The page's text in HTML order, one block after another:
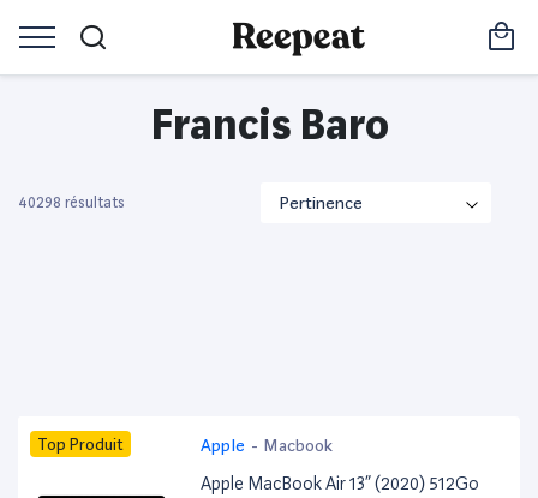
Francis Baro
40298 résultats
Top Produit Apple - Macbook
Apple MacBook Air 13” (2020) 512Go